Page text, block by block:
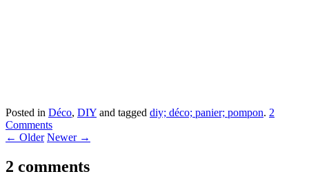
Posted in Déco, DIY and tagged diy; déco; panier; pompon. 2
Comments
← Older Newer →
2 comments